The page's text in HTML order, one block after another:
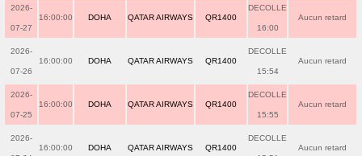
2026-
07-27
16:00:00 DOHA QATAR AIRWAYS QR1400
DECOLLE
16:00
Aucun retard
2026-
07-26
16:00:00 DOHA QATAR AIRWAYS QR1400
DECOLLE
15:54
Aucun retard
2026-
07-25
16:00:00 DOHA QATAR AIRWAYS QR1400
DECOLLE
15:55
Aucun retard
2026-
16:00:00 DOHA QATAR AIRWAYS QR1400
DECOLLE
Aucun retard